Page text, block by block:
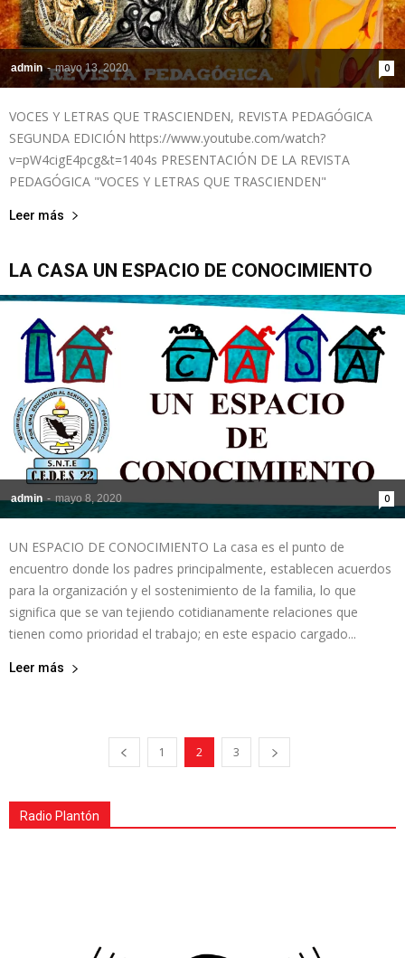
admin - mayo 13, 2020 0
VOCES Y LETRAS QUE TRASCIENDEN, REVISTA PEDAGÓGICA
SEGUNDA EDICIÓN https://www.youtube.com/watch?
v=pW4cigE4pcg&t=1404s PRESENTACIÓN DE LA REVISTA
PEDAGÓGICA "VOCES Y LETRAS QUE TRASCIENDEN"
Leer más
LA CASA UN ESPACIO DE CONOCIMIENTO
admin - mayo 8, 2020 0
UN ESPACIO DE CONOCIMIENTO La casa es el punto de
encuentro donde los padres principalmente, establecen acuerdos
para la organización y el sostenimiento de la familia, lo que
significa que se van tejiendo cotidianamente relaciones que
tienen como prioridad el trabajo; en este espacio cargado...
Leer más
1 2 3
Radio Plantón